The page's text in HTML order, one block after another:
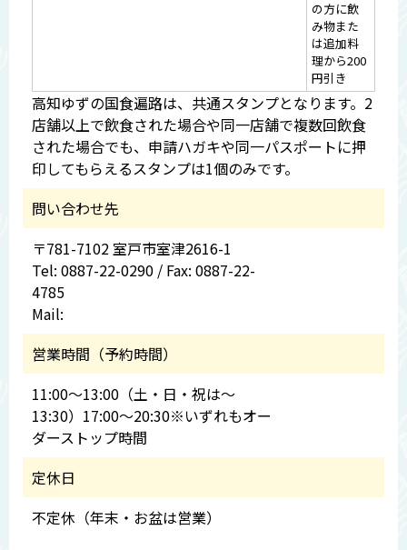
の方に飲
み物また
は追加料
理から200
円引き
高知ゆずの国食遍路は、共通スタンプとなります。2
店舗以上で飲食された場合や同一店舗で複数回飲食
された場合でも、申請ハガキや同一パスポートに押
印してもらえるスタンプは1個のみです。
問い合わせ先
〒781-7102 室戸市室津2616-1
Tel: 0887-22-0290 / Fax: 0887-22-
4785
Mail:
営業時間（予約時間）
11:00～13:00（土・日・祝は〜
13:30）17:00～20:30※いずれもオー
ダーストップ時間
定休日
不定休（年末・お盆は営業）